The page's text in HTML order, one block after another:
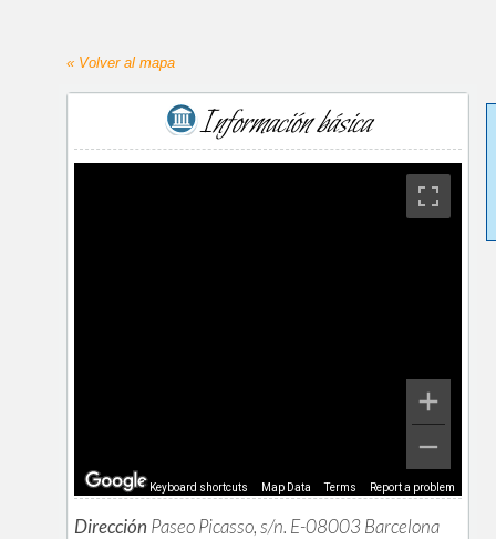
« Volver al mapa
Información básica
Keyboard shortcuts Map Data Terms Report a problem
Dirección Paseo Picasso, s/n. E-08003 Barcelona